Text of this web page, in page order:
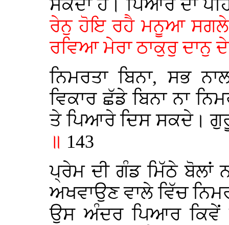
ਸਕਦਾ ਹੈ। ਪਿਆਰ ਦਾ
ਰੇਨੁ ਹੋਇ ਰਹੈ ਮਨੂਆ ਸਗਲੇ
ਰਵਿਆ ਮੇਰਾ ਠਾਕੁਰੁ ਦਾਨੁ
ਨਿਮਰਤਾ ਬਿਨਾ, ਸਭ
ਵਿਕਾਰ ਛੱਡੇ ਬਿਨਾ ਨਾ
ਤੇ ਪਿਆਰੇ ਦਿਸ ਸਕਦੇ।
॥ 143
ਪ੍ਰੇਮ ਦੀ ਗੰਡ ਮਿੱਠੇ ਬੋਲਾਂ
ਅਖਵਾਉਣ ਵਾਲੇ ਵਿੱਚ
ਉਸ ਅੰਦਰ ਪਿਆਰ ਕਿਵੇਂ